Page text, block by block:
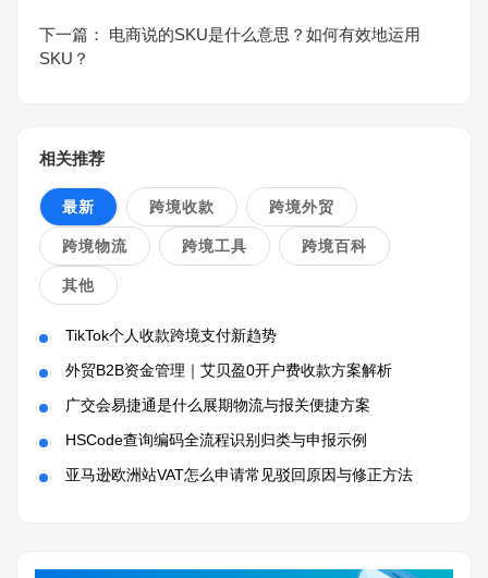
下一篇：
电商说的SKU是什么意思？如何有效地运用
SKU？
相关推荐
最新 跨境收款 跨境外贸
跨境物流 跨境工具 跨境百科
其他
TikTok个人收款跨境支付新趋势
外贸B2B资金管理｜艾贝盈0开户费收款方案解析
广交会易捷通是什么展期物流与报关便捷方案
HSCode查询编码全流程识别归类与申报示例
亚马逊欧洲站VAT怎么申请常见驳回原因与修正方法